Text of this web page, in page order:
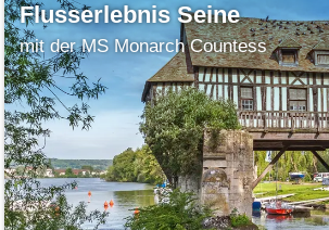
Flusserlebnis Seine
mit der MS Monarch Countess